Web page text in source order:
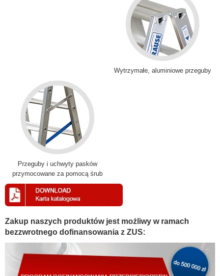
Wytrzymałe, aluminiowe przeguby
Przeguby i uchwyty pasków
przymocowane za pomocą śrub
Zakup naszych produktów jest możliwy w ramach
bezzwrotnego dofinansowania z ZUS: